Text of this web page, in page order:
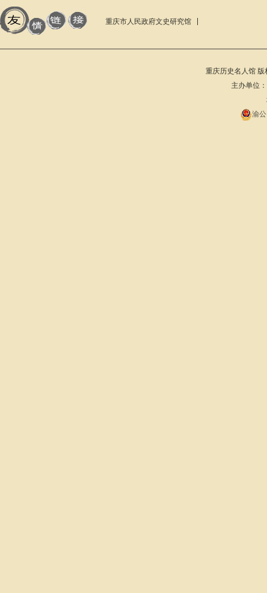
重庆市人民政府文史研究馆
重庆历史名人馆 版
主办单位
渝公